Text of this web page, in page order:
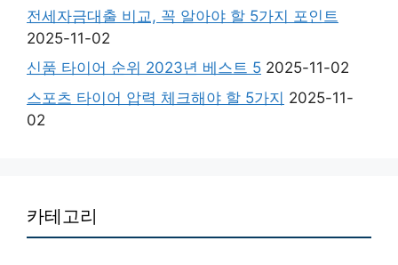
전세자금대출 비교, 꼭 알아야 할 5가지 포인트
2025-11-02
신품 타이어 순위 2023년 베스트 5 2025-11-02
스포츠 타이어 압력 체크해야 할 5가지 2025-11-
02
카테고리